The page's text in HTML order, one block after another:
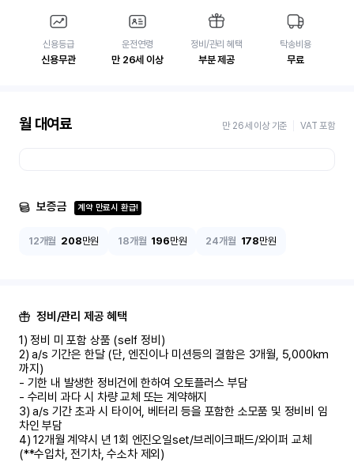
신용등급
신용무관
운전연령
만 26세 이상
정비/관리 혜택
부분 제공
탁송비용
무료
월 대여료 만 26세 이상 기준 VAT 포함
보증금 계약 만료시 환급!
12개월 208만원 18개월 196만원 24개월 178만원
정비/관리 제공 혜택
1) 정비 미 포함 상품 (self 정비)
2) a/s 기간은 한달 (단, 엔진이나 미션등의 결함은 3개월, 5,000km
까지)
- 기한 내 발생한 정비건에 한하여 오토플러스 부담
- 수리비 과다 시 차량 교체 또는 계약해지
3) a/s 기간 초과 시 타이어, 베터리 등을 포함한 소모품 및 정비비 임
차인 부담
4) 12개월 계약시 년 1회 엔진오일set/브레이크패드/와이퍼 교체
(**수입차, 전기차, 수소차 제외)